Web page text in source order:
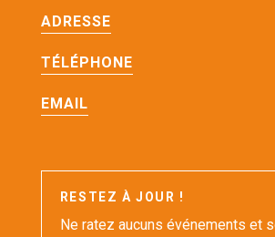
ADRESSE
TÉLÉPHONE
EMAIL
RESTEZ À JOUR !
Ne ratez aucuns événements et